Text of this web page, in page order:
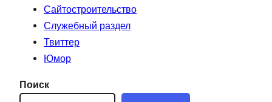
Сайтостроительство
Служебный раздел
Твиттер
Юмор
Поиск